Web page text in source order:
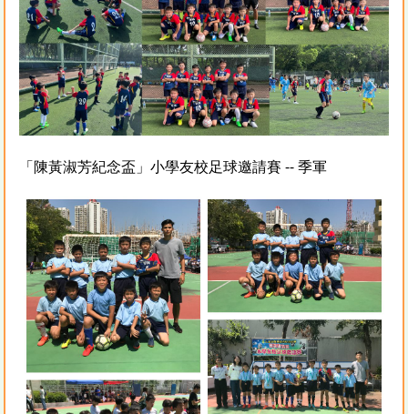
「陳黃淑芳紀念盃」小學友校足球邀請賽 -- 季軍